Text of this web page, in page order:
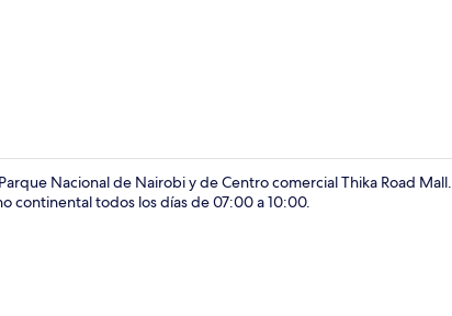
Nacional de Nairobi y de Centro comercial Thika Road Mall.
continental todos los días de 07:00 a 10:00.